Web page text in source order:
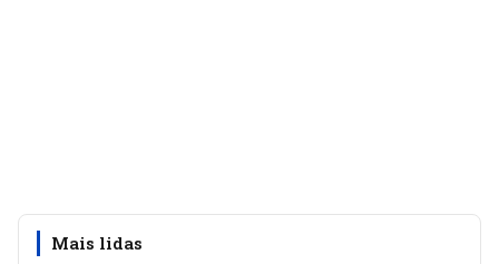
Mais lidas